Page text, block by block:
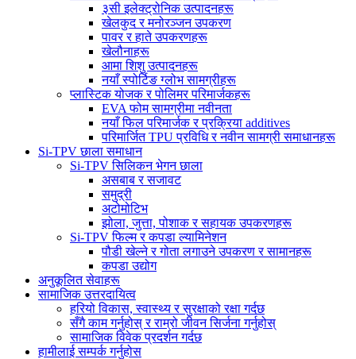
३सी इलेक्ट्रोनिक उत्पादनहरू
खेलकुद र मनोरञ्जन उपकरण
पावर र हाते उपकरणहरू
खेलौनाहरू
आमा शिशु उत्पादनहरू
नयाँ स्पोर्टिङ ग्लोभ सामग्रीहरू
प्लास्टिक योजक र पोलिमर परिमार्जकहरू
EVA फोम सामग्रीमा नवीनता
नयाँ फिल परिमार्जक र प्रक्रिया additives
परिमार्जित TPU प्रविधि र नवीन सामग्री समाधानहरू
Si-TPV छाला समाधान
Si-TPV सिलिकन भेगन छाला
असबाब र सजावट
समुद्री
अटोमोटिभ
झोला, जुत्ता, पोशाक र सहायक उपकरणहरू
Si-TPV फिल्म र कपडा ल्यामिनेशन
पौडी खेल्ने र गोता लगाउने उपकरण र सामानहरू
कपडा उद्योग
अनुकूलित सेवाहरू
सामाजिक उत्तरदायित्व
हरियो विकास, स्वास्थ्य र सुरक्षाको रक्षा गर्दछ
सँगै काम गर्नुहोस् र राम्रो जीवन सिर्जना गर्नुहोस्
सामाजिक विवेक प्रदर्शन गर्दछ
हामीलाई सम्पर्क गर्नुहोस